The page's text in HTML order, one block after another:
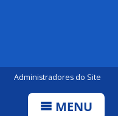
Administradores do Site
MENU